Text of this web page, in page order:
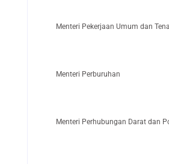
Menteri Pekerjaan Umum dan
Menteri Perburuhan
Menteri Perhubungan Darat dan